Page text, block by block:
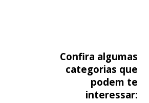
Confira algumas
categorias que
podem te
interessar: